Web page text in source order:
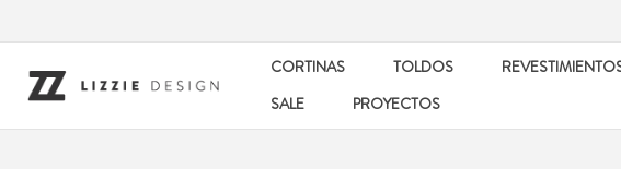
CORTINAS TOLDOS
SALE
PROYECTOS